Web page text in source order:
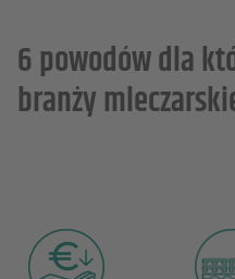
6 powodów dla
branży